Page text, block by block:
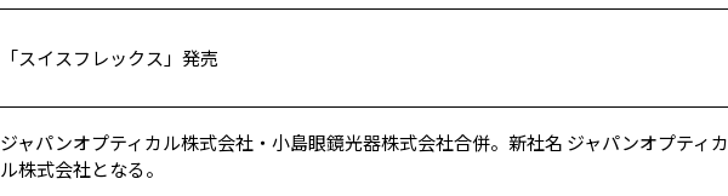
「スイスフレックス」発売
ジャパンオプティカル株式会社・小島眼鏡光器株式会社合併。新社名 ジャパンオプティカ
ル株式会社となる。